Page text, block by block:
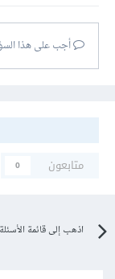
أجب على هذا
متابعون
0
اذهب إلى قائمة الأسئلة